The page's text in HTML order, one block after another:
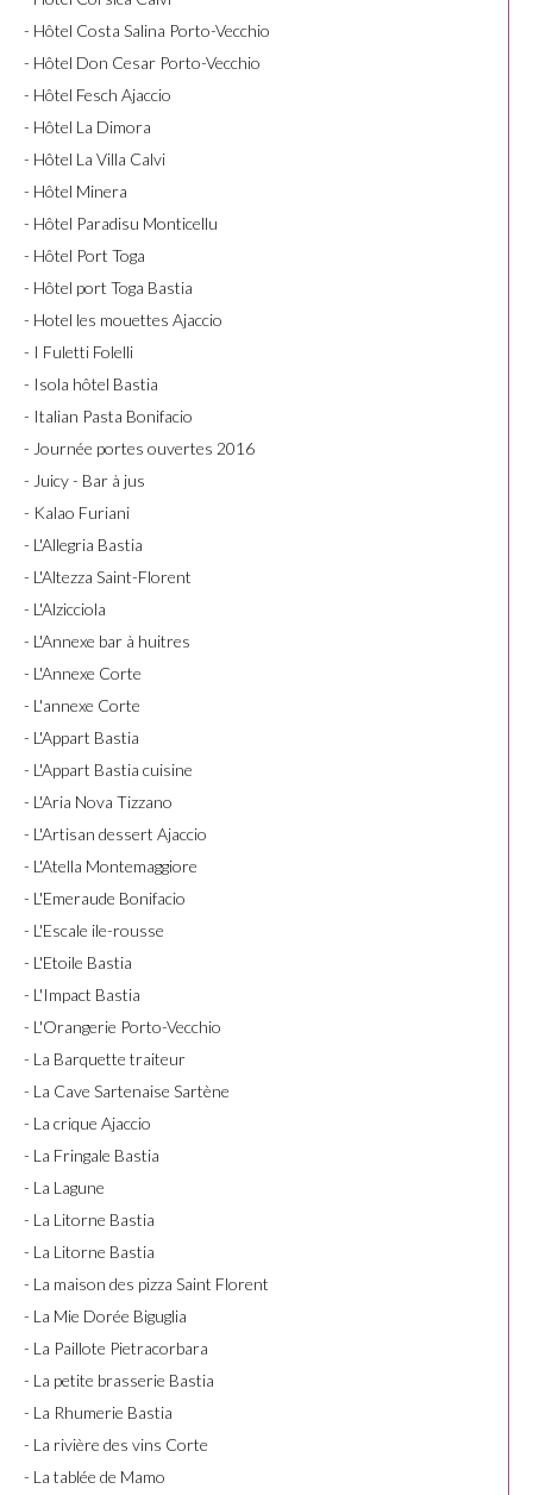
- Hôtel Costa Salina Porto-Vecchio
- Hôtel Don Cesar Porto-Vecchio
- Hôtel Fesch Ajaccio
- Hôtel La Dimora
- Hôtel La Villa Calvi
- Hôtel Minera
- Hôtel Paradisu Monticellu
- Hôtel Port Toga
- Hôtel port Toga Bastia
- Hotel les mouettes Ajaccio
- I Fuletti Folelli
- Isola hôtel Bastia
- Italian Pasta Bonifacio
- Journée portes ouvertes 2016
- Juicy - Bar à jus
- Kalao Furiani
- L'Allegria Bastia
- L'Altezza Saint-Florent
- L'Alzicciola
- L'Annexe bar à huitres
- L'Annexe Corte
- L'annexe Corte
- L'Appart Bastia
- L'Appart Bastia cuisine
- L'Aria Nova Tizzano
- L'Artisan dessert Ajaccio
- L'Atella Montemaggiore
- L'Emeraude Bonifacio
- L'Escale ile-rousse
- L'Etoile Bastia
- L'Impact Bastia
- L'Orangerie Porto-Vecchio
- La Barquette traiteur
- La Cave Sartenaise Sartène
- La crique Ajaccio
- La Fringale Bastia
- La Lagune
- La Litorne Bastia
- La Litorne Bastia
- La maison des pizza Saint Florent
- La Mie Dorée Biguglia
- La Paillote Pietracorbara
- La petite brasserie Bastia
- La Rhumerie Bastia
- La rivière des vins Corte
- La tablée de Mamo